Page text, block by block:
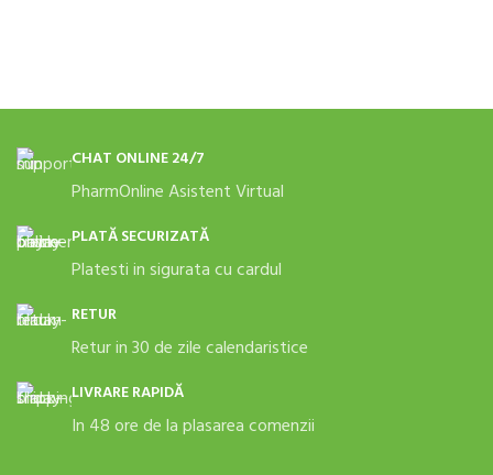
CHAT ONLINE 24/7
PharmOnline Asistent Virtual
PLATĂ SECURIZATĂ
Platesti in sigurata cu cardul
RETUR
Retur in 30 de zile calendaristice
LIVRARE RAPIDĂ
In 48 ore de la plasarea comenzii